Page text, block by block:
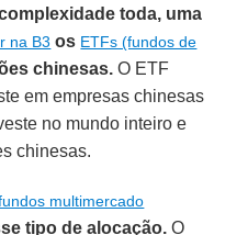
toda, uma
na B3 os ETFs (fundos de
chinesas.O ETF
em empresas chinesas
no mundo inteiro e
chinesas.
multimercado
tipo de alocação.O